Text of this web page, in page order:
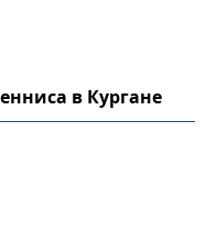
в Кургане